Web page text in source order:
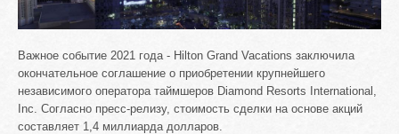
Важное событие 2021 года - Hilton Grand Vacations заключила
окончательное соглашение о приобретении крупнейшего
независимого оператора таймшеров Diamond Resorts International,
Inc. Согласно пресс-релизу, стоимость сделки на основе акций
составляет 1,4 миллиарда долларов.